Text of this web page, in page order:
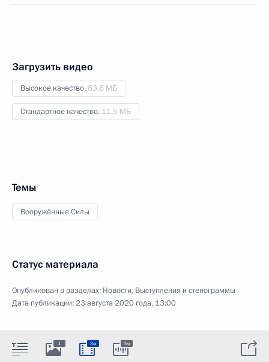
Загрузить видео
Высокое качество,83.6 МБ
Стандартное качество, 11.5 МБ
Темы
Вооружённые Силы
Статус материала
Опубликован в разделах: Новости, Выступления и стенограммы
Дата публикации:23 августа 2020 года, 13:00
1 3м 3м